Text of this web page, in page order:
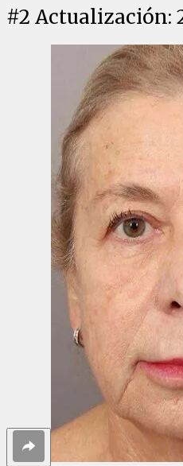
#2 Actualización: